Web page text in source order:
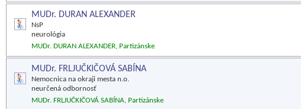
MUDr. DURAN ALEXANDER
NsP
neurológia
MUDr. DURAN ALEXANDER, Partizánske
MUDr. FRLJUČKIČOVÁ SABÍNA
Nemocnica na okraji mesta n.o.
neurčená odbornosť
MUDr. FRLJUČKIČOVÁ SABÍNA, Partizánske